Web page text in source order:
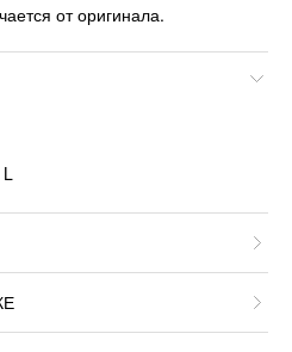
от оригинала.